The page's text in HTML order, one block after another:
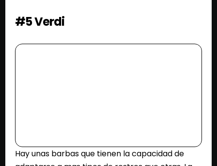
#5 Verdi
Hay unas barbas que tienen la capacidad de